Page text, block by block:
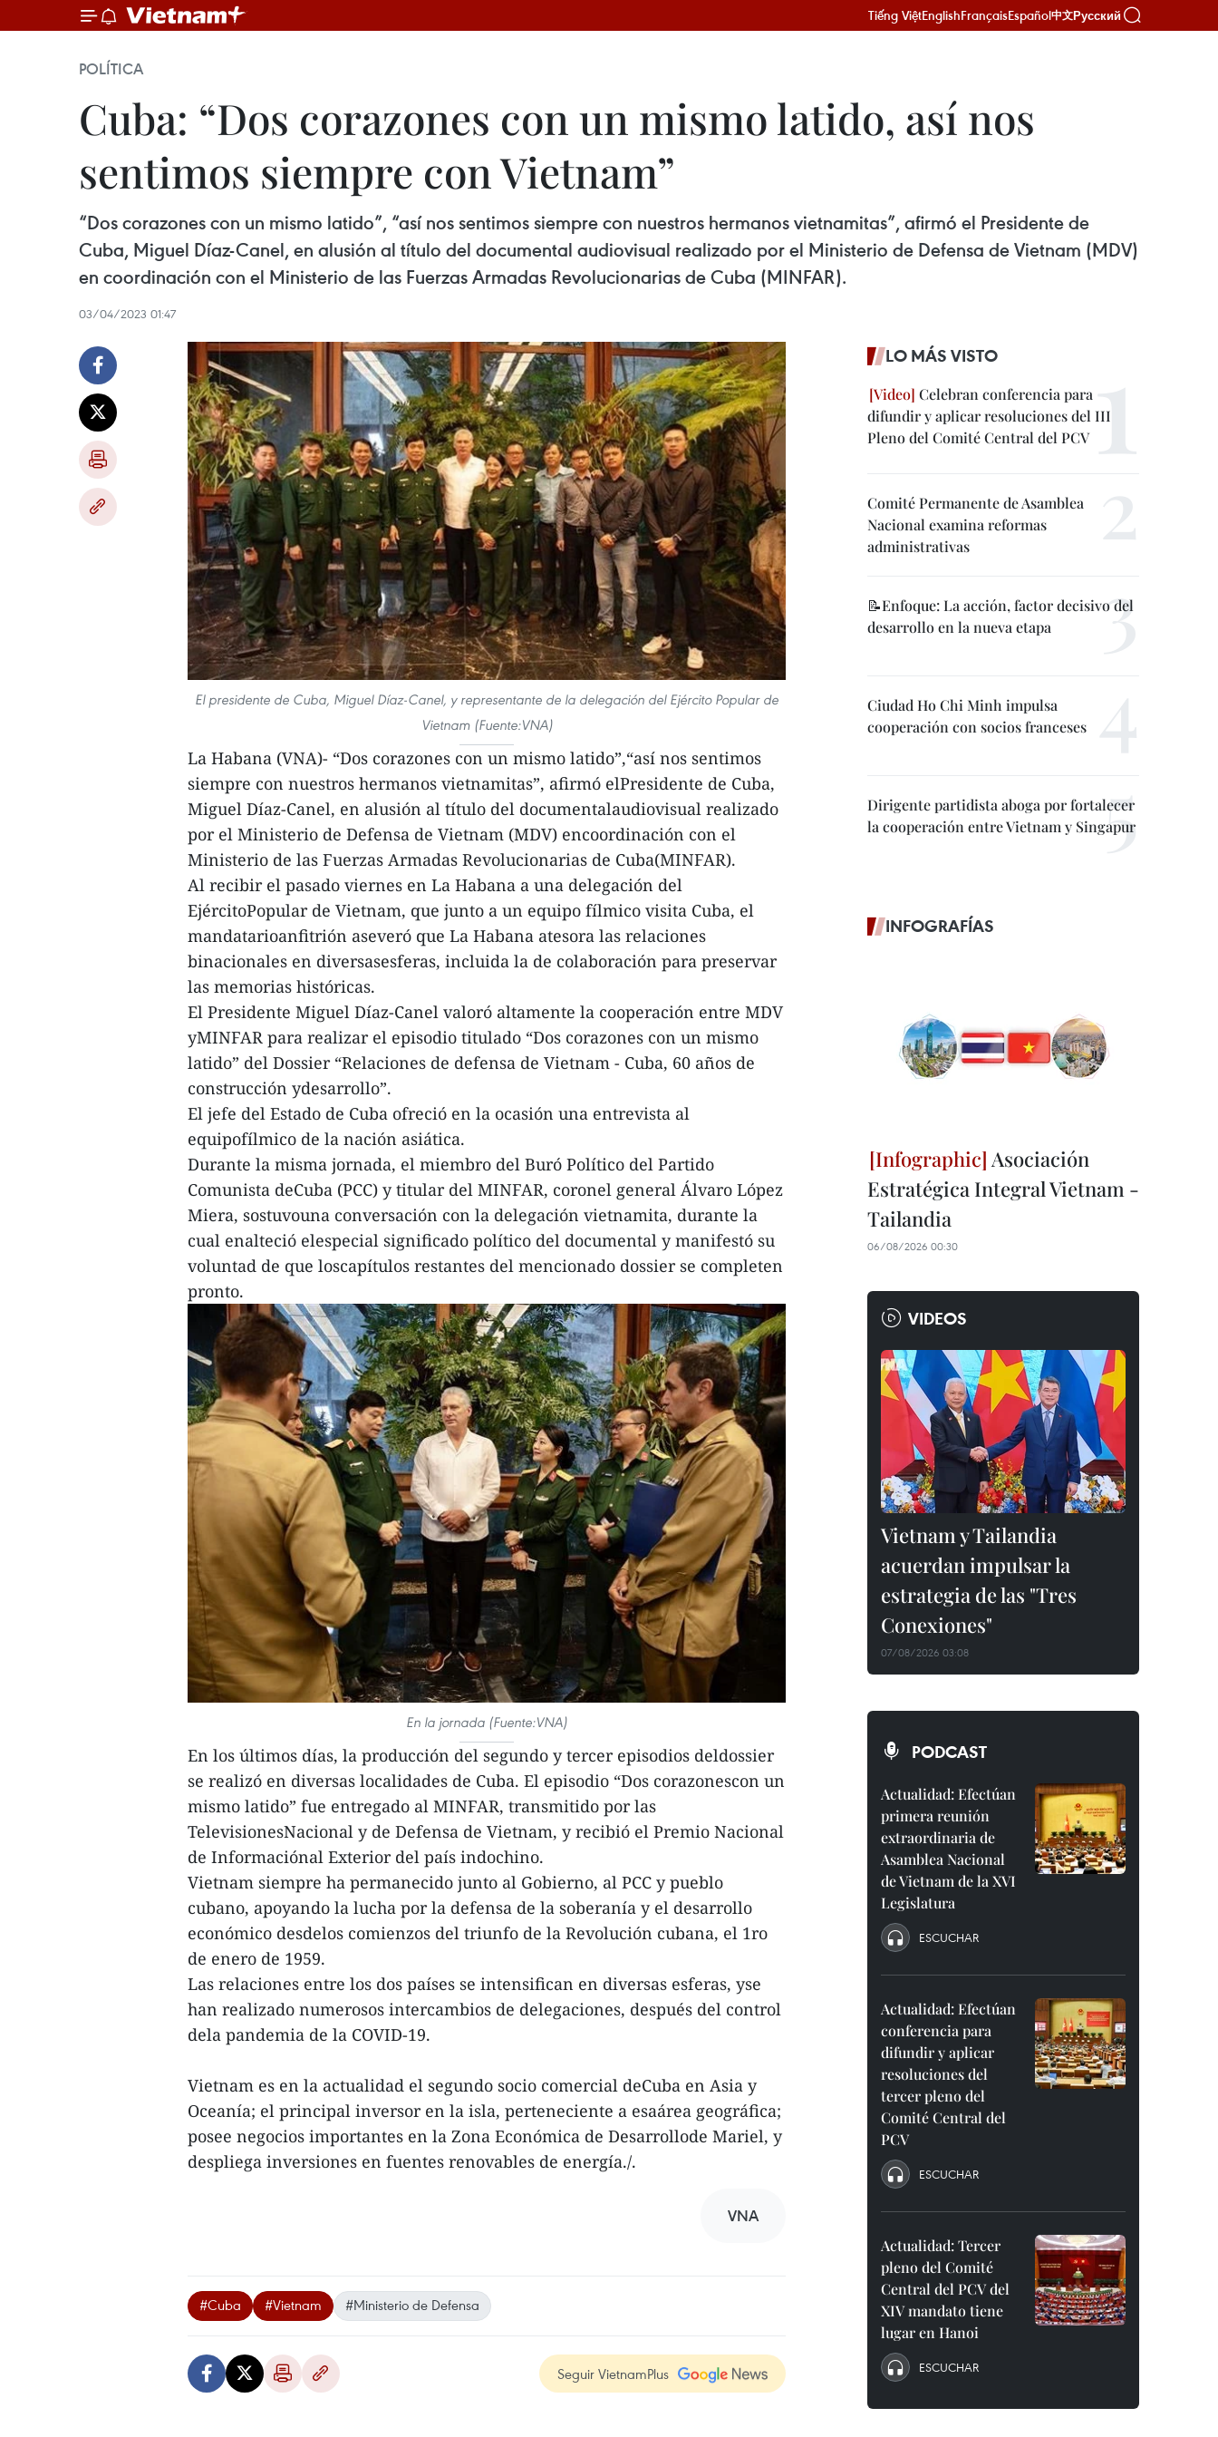
Tiếng ViệtEnglishFrançaisEspañol中文Русский
POLÍTICA
Cuba: “Dos corazones con un mismo latido, así nos
sentimos siempre con Vietnam”
“Dos corazones con un mismo latido”, “así nos sentimos siempre con nuestros hermanos vietnamitas”, afirmó el Presidente de
Cuba, Miguel Díaz-Canel, en alusión al título del documental audiovisual realizado por el Ministerio de Defensa de Vietnam (MDV)
en coordinación con el Ministerio de las Fuerzas Armadas Revolucionarias de Cuba (MINFAR).
03/04/2023 01:47
El presidente de Cuba, Miguel Díaz-Canel, y representante de la delegación del Ejército Popular de
Vietnam (Fuente:VNA)
La Habana (VNA)- “Dos corazones con un mismo latido”,“así nos sentimos
siempre con nuestros hermanos vietnamitas”, afirmó elPresidente de Cuba,
Miguel Díaz-Canel, en alusión al título del documentalaudiovisual realizado
por el Ministerio de Defensa de Vietnam (MDV) encoordinación con el
Ministerio de las Fuerzas Armadas Revolucionarias de Cuba(MINFAR).
Al recibir el pasado viernes en La Habana a una delegación del
EjércitoPopular de Vietnam, que junto a un equipo fílmico visita Cuba, el
mandatarioanfitrión aseveró que La Habana atesora las relaciones
binacionales en diversasesferas, incluida la de colaboración para preservar
las memorias históricas.
El Presidente Miguel Díaz-Canel valoró altamente la cooperación entre MDV
yMINFAR para realizar el episodio titulado “Dos corazones con un mismo
latido” del Dossier “Relaciones de defensa de Vietnam - Cuba, 60 años de
construcción ydesarrollo”.
El jefe del Estado de Cuba ofreció en la ocasión una entrevista al
equipofílmico de la nación asiática.
Durante la misma jornada, el miembro del Buró Político del Partido
Comunista deCuba (PCC) y titular del MINFAR, coronel general Álvaro López
Miera, sostuvouna conversación con la delegación vietnamita, durante la
cual enalteció elespecial significado político del documental y manifestó su
voluntad de que loscapítulos restantes del mencionado dossier se completen
pronto.
En la jornada (Fuente:VNA)
En los últimos días, la producción del segundo y tercer episodios deldossier
se realizó en diversas localidades de Cuba. El episodio “Dos corazonescon un
mismo latido” fue entregado al MINFAR, transmitido por las
TelevisionesNacional y de Defensa de Vietnam, y recibió el Premio Nacional
de Informaciónal Exterior del país indochino.
Vietnam siempre ha permanecido junto al Gobierno, al PCC y pueblo
cubano, apoyando la lucha por la defensa de la soberanía y el desarrollo
económico desdelos comienzos del triunfo de la Revolución cubana, el 1ro
de enero de 1959.
Las relaciones entre los dos países se intensifican en diversas esferas, yse
han realizado numerosos intercambios de delegaciones, después del control
dela pandemia de la COVID-19.
Vietnam es en la actualidad el segundo socio comercial deCuba en Asia y
Oceanía; el principal inversor en la isla, perteneciente a esaárea geográfica;
posee negocios importantes en la Zona Económica de Desarrollode Mariel, y
despliega inversiones en fuentes renovables de energía./.
VNA
#Cuba #Vietnam #Ministerio de Defensa
Seguir VietnamPlus
LO MÁS VISTO
Celebran conferencia para
difundir y aplicar resoluciones del III
Pleno del Comité Central del PCV
Comité Permanente de Asamblea
Nacional examina reformas
administrativas
📝Enfoque: La acción, factor decisivo del
desarrollo en la nueva etapa
Ciudad Ho Chi Minh impulsa
cooperación con socios franceses
Dirigente partidista aboga por fortalecer
la cooperación entre Vietnam y Singapur
INFOGRAFÍAS
Asociación
Estratégica Integral Vietnam -
Tailandia
06/08/2026 00:30
VIDEOS
Vietnam y Tailandia
acuerdan impulsar la
estrategia de las "Tres
Conexiones"
07/08/2026 03:08
PODCAST
Actualidad: Efectúan
primera reunión
extraordinaria de
Asamblea Nacional
de Vietnam de la XVI
Legislatura
ESCUCHAR
Actualidad: Efectúan
conferencia para
difundir y aplicar
resoluciones del
tercer pleno del
Comité Central del
PCV
ESCUCHAR
Actualidad: Tercer
pleno del Comité
Central del PCV del
XIV mandato tiene
lugar en Hanoi
ESCUCHAR